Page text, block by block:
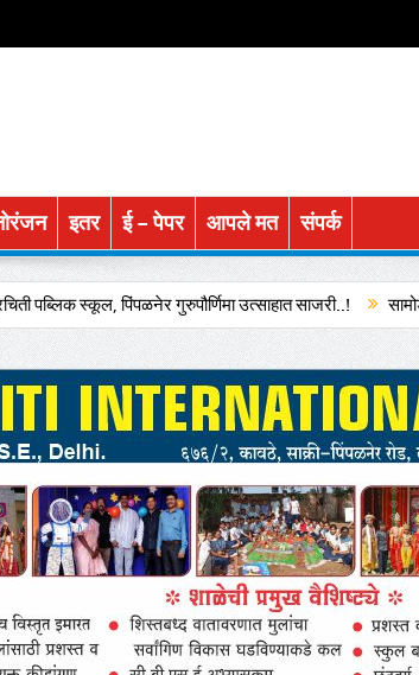
इतर ई – पेपर आपले मत संपर्क
गुरुपौर्णिमा उत्साहात साजरी..! सामोडे गावात प्रचिती